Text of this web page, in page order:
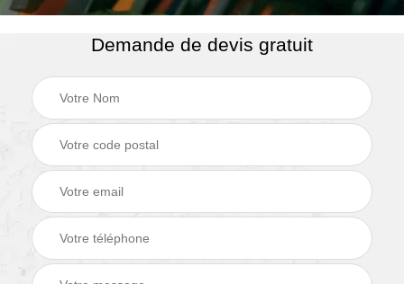
Demande de devis gratuit